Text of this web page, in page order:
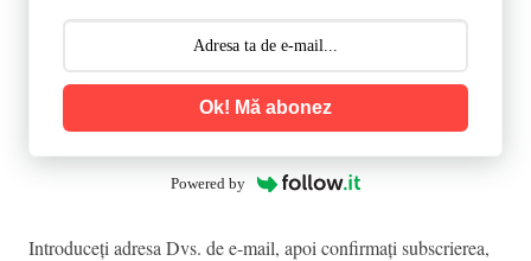
Ok! Mă abonez
Powered by
Introduceţi adresa Dvs. de e-mail, apoi confirmaţi subscrierea,